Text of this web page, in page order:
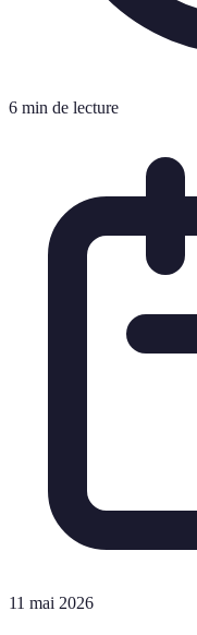
6 min de lecture
11 mai 2026